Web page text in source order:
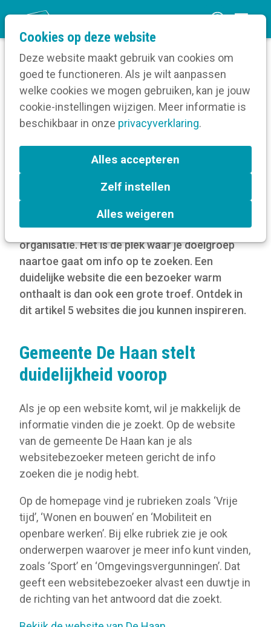
Cookies op deze website
Deze website maakt gebruik van cookies om
goed te functioneren. Als je wilt aanpassen
welke cookies we mogen gebruiken, kan je jouw
cookie-instellingen wijzigen. Meer informatie is
beschikbaar in onze privacyverklaring.
Alles accepteren
Zelf instellen
Alles weigeren
n
m
Home
Blog
5 websites die je zeker gezien moet hebben
5 websites die je zeker
gezien moet hebben
Je website is het uithangbord van je
organisatie. Het is de plek waar je doelgroep
naartoe gaat om info op te zoeken. Een
duidelijke website die een bezoeker warm
onthaalt is dan ook een grote troef. Ontdek in
dit artikel 5 websites die jou kunnen inspireren.
Gemeente De Haan stelt
duidelijkheid voorop
Als je op een website komt, wil je makkelijk de
informatie vinden die je zoekt. Op de website
van de gemeente De Haan kan je als
websitebezoeker meteen gericht de info
zoeken die je nodig hebt.
Op de homepage vind je rubrieken zoals ‘Vrije
tijd’, ‘Wonen en bouwen’ en ‘Mobiliteit en
openbare werken’. Bij elke rubriek zie je ook
onderwerpen waarover je meer info kunt vinden,
zoals ‘Sport’ en ‘Omgevingsvergunningen’. Dat
geeft een websitebezoeker alvast een duwtje in
de richting van het antwoord dat die zoekt.